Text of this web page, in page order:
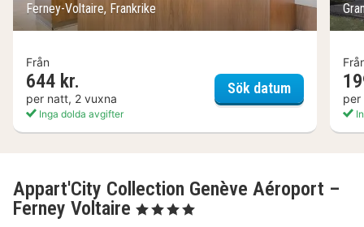
Ferney-Voltaire, Frankrike
Från
644 kr.
per natt, 2 vuxna
Inga dolda avgifter
Sök datumCampanile
per
Appart'City Collection Genève Aéroport –
Ferney Voltaire , 4 Stjärnor